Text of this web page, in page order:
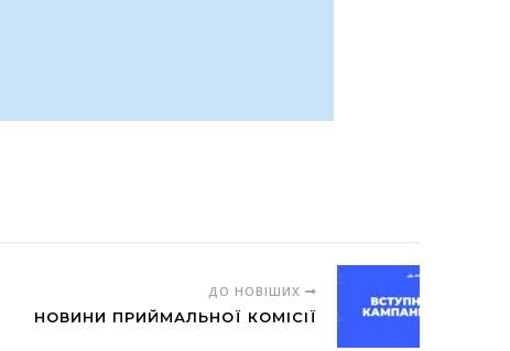
ДО НОВІШИХ
НОВИНИ ПРИЙМАЛЬНОЇ КОМІСІЇ